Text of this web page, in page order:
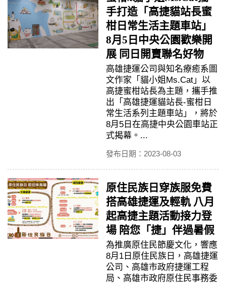
手打造「高捷貓站長蜜
柑日常生活主題車站」
8月5日中央公園歡樂開
展 同日開賣聯名好物
高雄捷運公司與知名療癒系圖
文作家「貓小姐Ms.Cat」以
高捷蜜柑站長為主題，攜手推
出「高雄捷運貓站長-蜜柑日
常生活系列主題車站」，將於
8月5日在高捷中央公園車站正
式揭幕。...
發布日期：2023-08-03
原住民族日穿族服免費
搭高雄捷運及輕軌 八月
起高捷主題活動接力登
場 陪您「捷」伴過暑假
為推廣原住民節慶文化，響應
8月1日原住民族日，高雄捷運
公司、高雄市政府捷運工程
局、高雄市政府原住民事務委